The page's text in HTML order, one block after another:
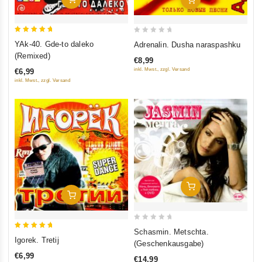
YAk-40. Gde-to daleko
(Remixed)
€6,99
inkl. Mwst., zzgl. Versand
of
Adrenalin. Dusha naraspashku
€8,99
inkl. Mwst., zzgl. Versand
In Den Warenkorb
out of 5
Igorek. Tretij
€6,99
In Den Warenkorb
Schasmin. Metschta.
(Geschenkausgabe)
€14,99